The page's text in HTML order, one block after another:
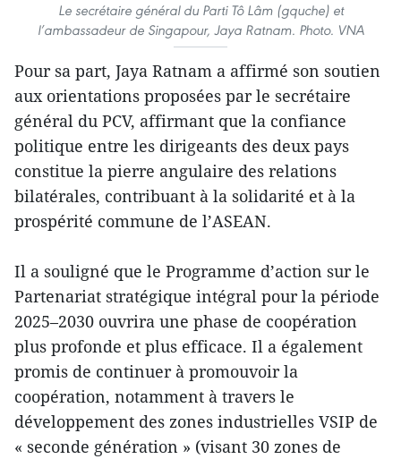
Le secrétaire général du Parti Tô Lâm (gquche) et
l’ambassadeur de Singapour, Jaya Ratnam. Photo. VNA
Pour sa part, Jaya Ratnam a affirmé son soutien
aux orientations proposées par le secrétaire
général du PCV, affirmant que la confiance
politique entre les dirigeants des deux pays
constitue la pierre angulaire des relations
bilatérales, contribuant à la solidarité et à la
prospérité commune de l’ASEAN.
Il a souligné que le Programme d’action sur le
Partenariat stratégique intégral pour la période
2025–2030 ouvrira une phase de coopération
plus profonde et plus efficace. Il a également
promis de continuer à promouvoir la
coopération, notamment à travers le
développement des zones industrielles VSIP de
« seconde génération » (visant 30 zones de